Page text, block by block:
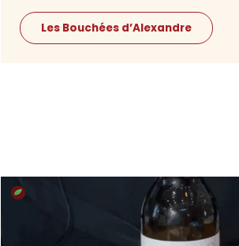
Les Bouchées d’Alexandre